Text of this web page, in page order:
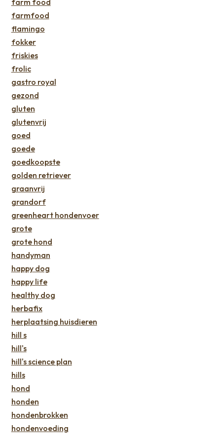
farmfood
flamingo
fokker
friskies
frolic
gastro royal
gezond
gluten
glutenvrij
goed
goede
goedkoopste
golden retriever
graanvrij
grandorf
greenheart hondenvoer
grote
grote hond
handyman
happy dog
happy life
healthy dog
herbafix
herplaatsing huisdieren
hill s
hill's
hill's science plan
hills
hond
honden
hondenbrokken
hondenvoeding